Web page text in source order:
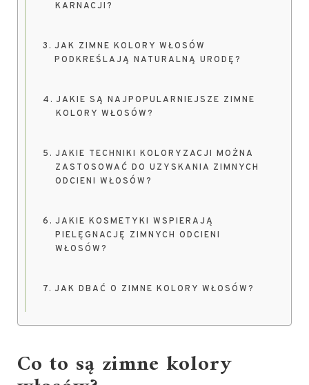
KARNACJI?
JAK ZIMNE KOLORY WŁOSÓW
PODKREŚLAJĄ NATURALNĄ URODĘ?
JAKIE SĄ NAJPOPULARNIEJSZE ZIMNE
KOLORY WŁOSÓW?
JAKIE TECHNIKI KOLORYZACJI MOŻNA
ZASTOSOWAĆ DO UZYSKANIA ZIMNYCH
ODCIENI WŁOSÓW?
JAKIE KOSMETYKI WSPIERAJĄ
PIELĘGNACJĘ ZIMNYCH ODCIENI
WŁOSÓW?
JAK DBAĆ O ZIMNE KOLORY WŁOSÓW?
Co to są zimne kolory